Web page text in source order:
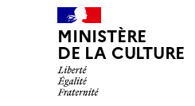
MINISTÈRE
DE LA CULTURE